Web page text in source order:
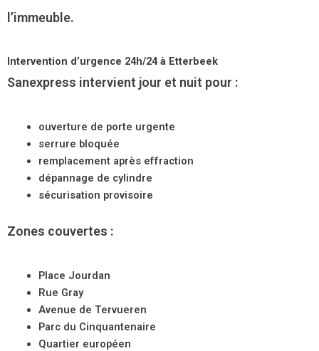
l’immeuble.
Intervention d’urgence 24h/24 à Etterbeek
Sanexpress intervient jour et nuit pour :
ouverture de porte urgente
serrure bloquée
remplacement après effraction
dépannage de cylindre
sécurisation provisoire
Zones couvertes :
Place Jourdan
Rue Gray
Avenue de Tervueren
Parc du Cinquantenaire
Quartier européen